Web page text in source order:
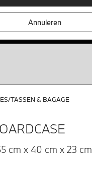
TASSEN & BAGAGE
cm x 40 cm x 23 cm
Annuleren